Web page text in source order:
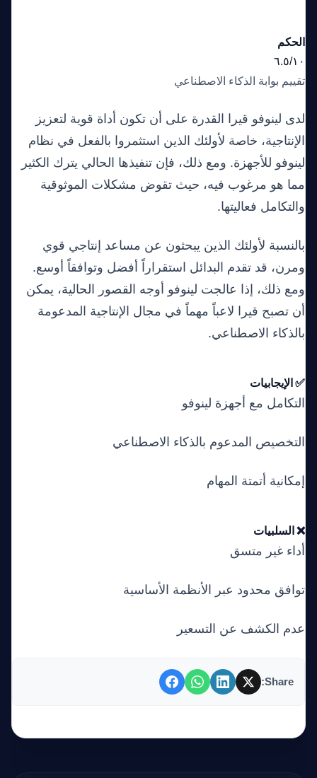
الحكم
٦.٥/١٠
تقييم بوابة الذكاء الاصطناعي
لدى لينوفو قيرا القدرة على أن تكون أداة قوية لتعزيز
الإنتاجية، خاصة لأولئك الذين استثمروا بالفعل في نظام
لينوفو للأجهزة. ومع ذلك، فإن تنفيذها الحالي يترك الكثير
مما هو مرغوب فيه، حيث تقوض مشكلات الموثوقية
والتكامل فعاليتها.
بالنسبة لأولئك الذين يبحثون عن مساعد إنتاجي قوي
ومرن، قد تقدم البدائل استقراراً أفضل وتوافقاً أوسع.
ومع ذلك، إذا عالجت لينوفو أوجه القصور الحالية، يمكن
أن تصبح قيرا لاعباً مهماً في مجال الإنتاجية المدعومة
بالذكاء الاصطناعي.
✅ الإيجابيات
التكامل مع أجهزة لينوفو
التخصيص المدعوم بالذكاء الاصطناعي
إمكانية أتمتة المهام
❌ السلبيات
أداء غير متسق
توافق محدود عبر الأنظمة الأساسية
عدم الكشف عن التسعير
Share: